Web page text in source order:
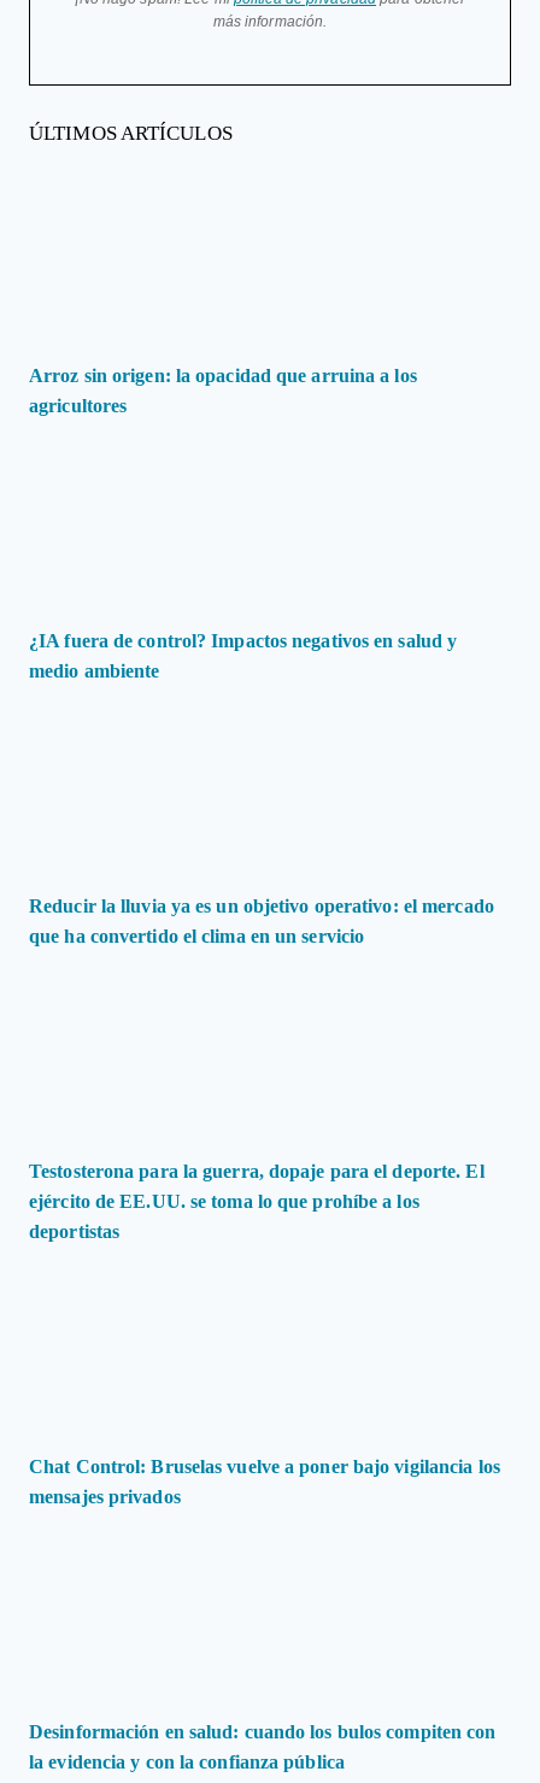
más información.
ÚLTIMOS ARTÍCULOS
Arroz sin origen: la opacidad que arruina a los
agricultores
¿IA fuera de control? Impactos negativos en salud y
medio ambiente
Reducir la lluvia ya es un objetivo operativo: el mercado
que ha convertido el clima en un servicio
Testosterona para la guerra, dopaje para el deporte. El
ejército de EE.UU. se toma lo que prohíbe a los
deportistas
Chat Control: Bruselas vuelve a poner bajo vigilancia los
mensajes privados
Desinformación en salud: cuando los bulos compiten con
la evidencia y con la confianza pública